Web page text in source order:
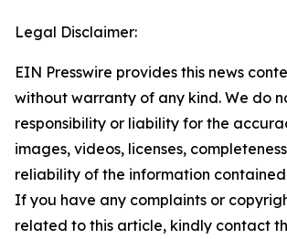
Legal Disclaimer:
EIN Presswire provides this news
without warranty of any kind. We do
responsibility or liability for the
images, videos, licenses,
reliability of the information
If you have any complaints or
related to this article, kindly contact